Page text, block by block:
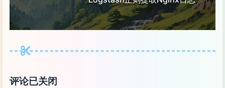
评论已关闭